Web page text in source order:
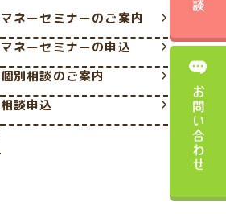
お問い合わせ
マネーセミナーのご案内
マネーセミナーの申込
個別相談のご案内
相談申込